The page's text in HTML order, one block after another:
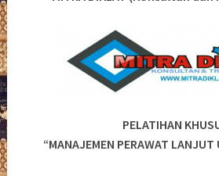
PELATIHAN
“MANAJEMEN PERAWAT LANJUT